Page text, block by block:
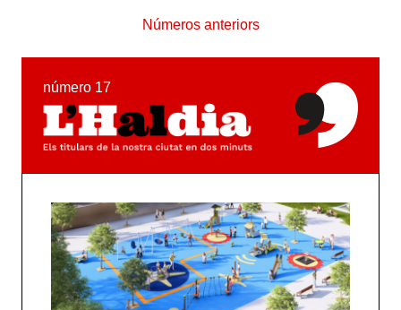
Números anteriors
número 17